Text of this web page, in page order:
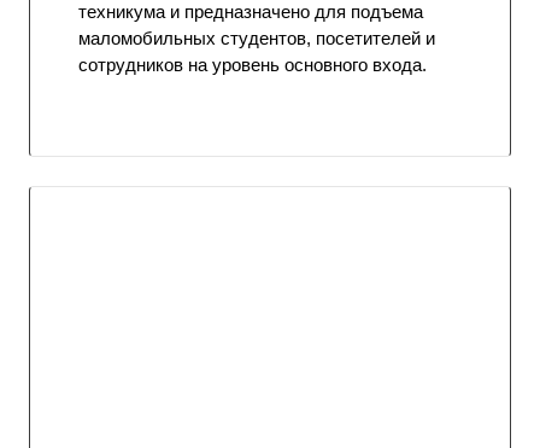
техникума и предназначено для подъема
маломобильных студентов, посетителей и
сотрудников на уровень основного входа.